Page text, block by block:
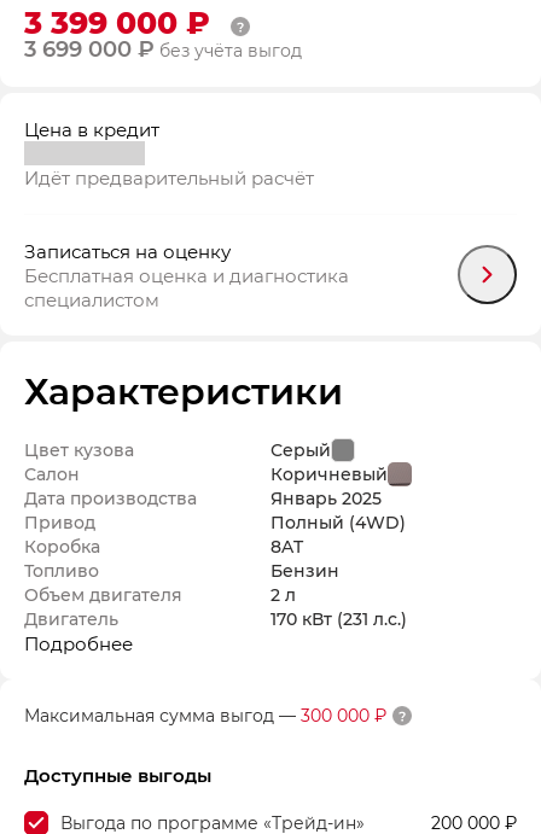
3 399 000 ₽
3 699 000 ₽ без учёта выгод
Цена в кредит
Идёт предварительный расчёт
Записаться на оценку
Бесплатная оценка и диагностика
специалистом
Характеристики
Цвет кузова
Серый
Салон
Коричневый
Дата производства
Январь 2025
Привод
Полный (4WD)
Коробка
8AT
Топливо
Бензин
Объем двигателя
2 л
Двигатель
170 кВт (231 л.с.)
Подробнее
Максимальная сумма выгод — 300 000 ₽
Доступные выгоды
200 000 ₽
Выгода по программе «Трейд-ин»